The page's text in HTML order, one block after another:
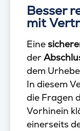
Besser
mit
Eine
der
dem
In diesem
die Fragen
Vorhinein
einerseits